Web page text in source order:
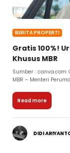
BERITA PROPERTI
Gratis 100%!
Khusus MBR
Sumber : canva.com
MBR – Menteri
Read more
DIDI